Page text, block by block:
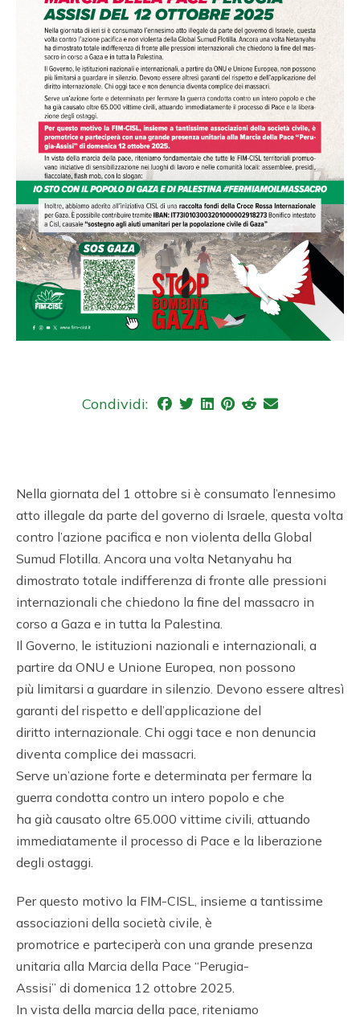
Condividi:
Nella giornata del 1 ottobre si è consumato l’ennesimo
atto illegale da parte del governo di Israele, questa volta
contro l’azione pacifica e non violenta della Global
Sumud Flotilla. Ancora una volta Netanyahu ha
dimostrato totale indifferenza di fronte alle pressioni
internazionali che chiedono la fine del massacro in
corso a Gaza e in tutta la Palestina.
Il Governo, le istituzioni nazionali e internazionali, a
partire da ONU e Unione Europea, non possono
più limitarsi a guardare in silenzio. Devono essere altresì
garanti del rispetto e dell’applicazione del
diritto internazionale. Chi oggi tace e non denuncia
diventa complice dei massacri.
Serve un’azione forte e determinata per fermare la
guerra condotta contro un intero popolo e che
ha già causato oltre 65.000 vittime civili, attuando
immediatamente il processo di Pace e la liberazione
degli ostaggi.
Per questo motivo la FIM-CISL, insieme a tantissime
associazioni della società civile, è
promotrice e parteciperà con una grande presenza
unitaria alla Marcia della Pace “Perugia-
Assisi” di domenica 12 ottobre 2025.
In vista della marcia della pace, riteniamo